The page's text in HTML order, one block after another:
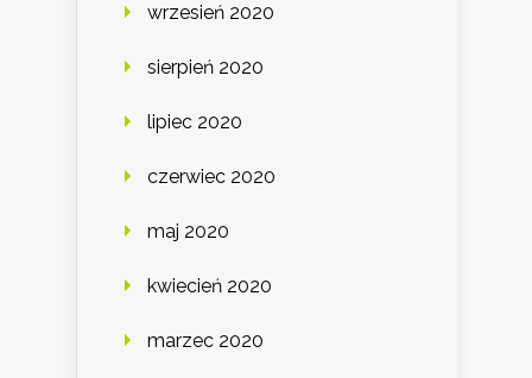
wrzesień 2020
sierpień 2020
lipiec 2020
czerwiec 2020
maj 2020
kwiecień 2020
marzec 2020